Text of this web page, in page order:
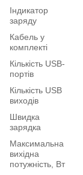
Індикатор
заряду
Кабель у
комплекті
Кількість USB-
портів
Кількість USB
виходів
Швидка
зарядка
Максимальна
вихідна
потужність, Вт